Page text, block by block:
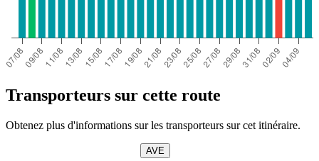
Transporteurs sur cette route
Obtenez plus d'informations sur les transporteurs sur cet itinéraire.
AVE